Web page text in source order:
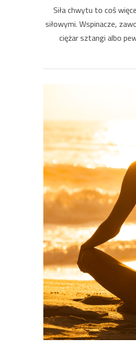
Siła chwytu to coś
siłowymi. Wspinacze,
ciężar sztangi albo